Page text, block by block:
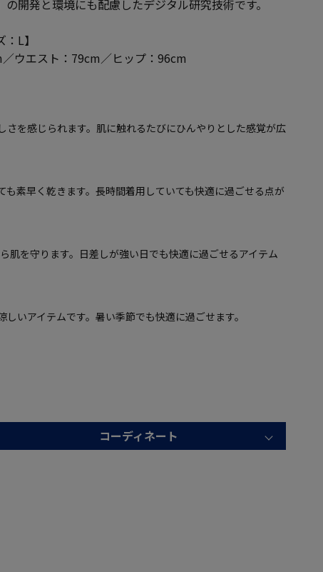
の開発と環境にも配慮したデジタル研究技術です。
L】
ウエスト：79cm／ヒップ：96cm
さを感じられます。肌に触れるたびにひんやりとした感覚が広
も素早く乾きます。長時間着用していても快適に過ごせる点が
肌を守ります。日差しが強い日でも快適に過ごせるアイテム
いアイテムです。暑い季節でも快適に過ごせます。
コーディネート